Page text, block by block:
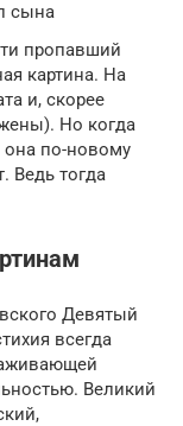
сына
пропавший
картина. На
и, скорее
Но когда
она по-новому
Ведь тогда
Девятый
всегда
Великий